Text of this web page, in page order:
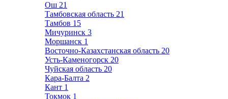
Ош 21
Тамбовская область 21
Тамбов 15
Мичуринск 3
Моршанск 1
Восточно-Казахстанская область 20
Усть-Каменогорск 20
Чуйская область 20
Кара-Балта 2
Кант 1
Токмок 1